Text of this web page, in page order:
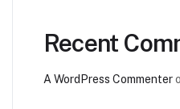
Recent
A WordPress Commenter